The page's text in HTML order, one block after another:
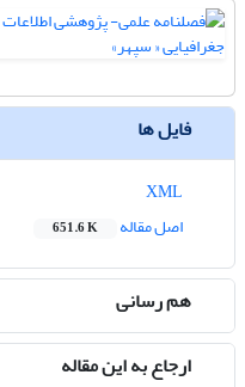
فایل ها
اصل مقاله
651.6 K
هم رسانی
ارجاع به این مقاله